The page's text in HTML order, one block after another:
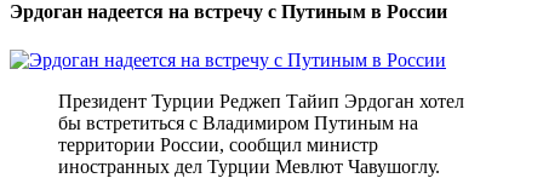
Эрдоган надеется на встречу с Путиным в России
Президент Турции Реджеп Тайип Эрдоган хотел
бы встретиться с Владимиром Путиным на
территории России, сообщил министр
иностранных дел Турции Мевлют Чавушоглу.